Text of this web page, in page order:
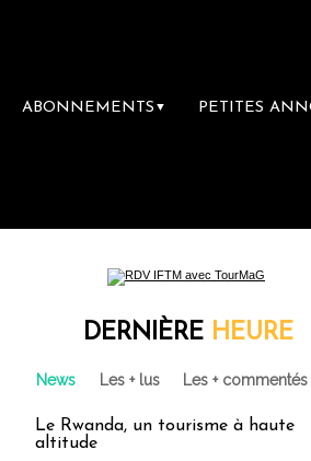
ABONNEMENTS ▼ PETITES
DERNIÈRE HEURE
News Les + lus Les + commentés
Le Rwanda, un tourisme à haute
altitude